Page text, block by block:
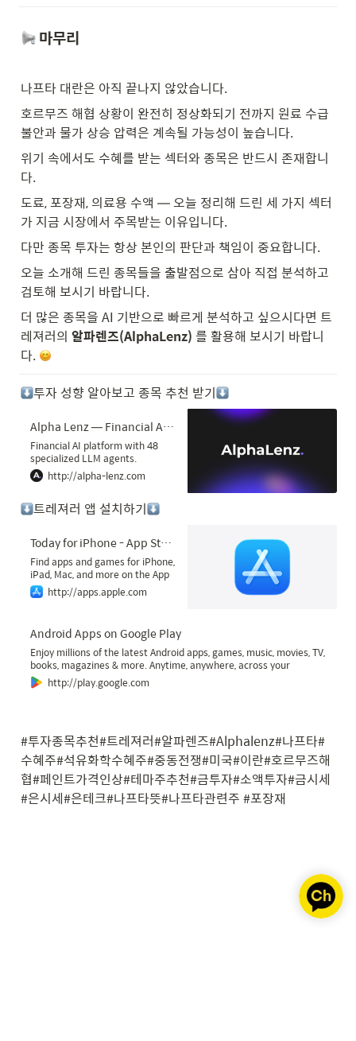
마무리
나프타 대란은 아직 끝나지 않았습니다.
호르무즈 해협 상황이 완전히 정상화되기 전까지 원료 수급
불안과 물가 상승 압력은 계속될 가능성이 높습니다.
위기 속에서도 수혜를 받는 섹터와 종목은 반드시 존재합니
다.
도료, 포장재, 의료용 수액 — 오늘 정리해 드린 세 가지 섹터
가 지금 시장에서 주목받는 이유입니다.
다만 종목 투자는 항상 본인의 판단과 책임이 중요합니다.
오늘 소개해 드린 종목들을 출발점으로 삼아 직접 분석하고
검토해 보시기 바랍니다.
더 많은 종목을 AI 기반으로 빠르게 분석하고 싶으시다면 트
레져러의 알파렌즈(AlphaLenz) 를 활용해 보시기 바랍니
다.
투자 성향 알아보고 종목 추천 받기
Alpha Lenz — Financial AI & LLM Investment Analytics Platform
Financial AI platform with 48
specialized LLM agents.
Institutional-grade financials,
consensus, technical analysis,
platform.
http://alpha-lenz.com
트레져러 앱 설치하기
Today for iPhone - App Store
Find apps and games for iPhone,
iPad, Mac, and more on the App
Store.http://apps.apple.com
Android Apps on Google Play
Enjoy millions of the latest Android apps, games, music, movies, TV,
books, magazines & more. Anytime, anywhere, across your
devices.http://play.google.com
#투자종목추천#트레져러#알파렌즈#Alphalenz#나프타#
수혜주#석유화학수혜주#중동전쟁#미국#이란#호르무즈해
협#페인트가격인상#테마주추천#금투자#소액투자#금시세
#은시세#은테크#나프타뜻#나프타관련주 #포장재